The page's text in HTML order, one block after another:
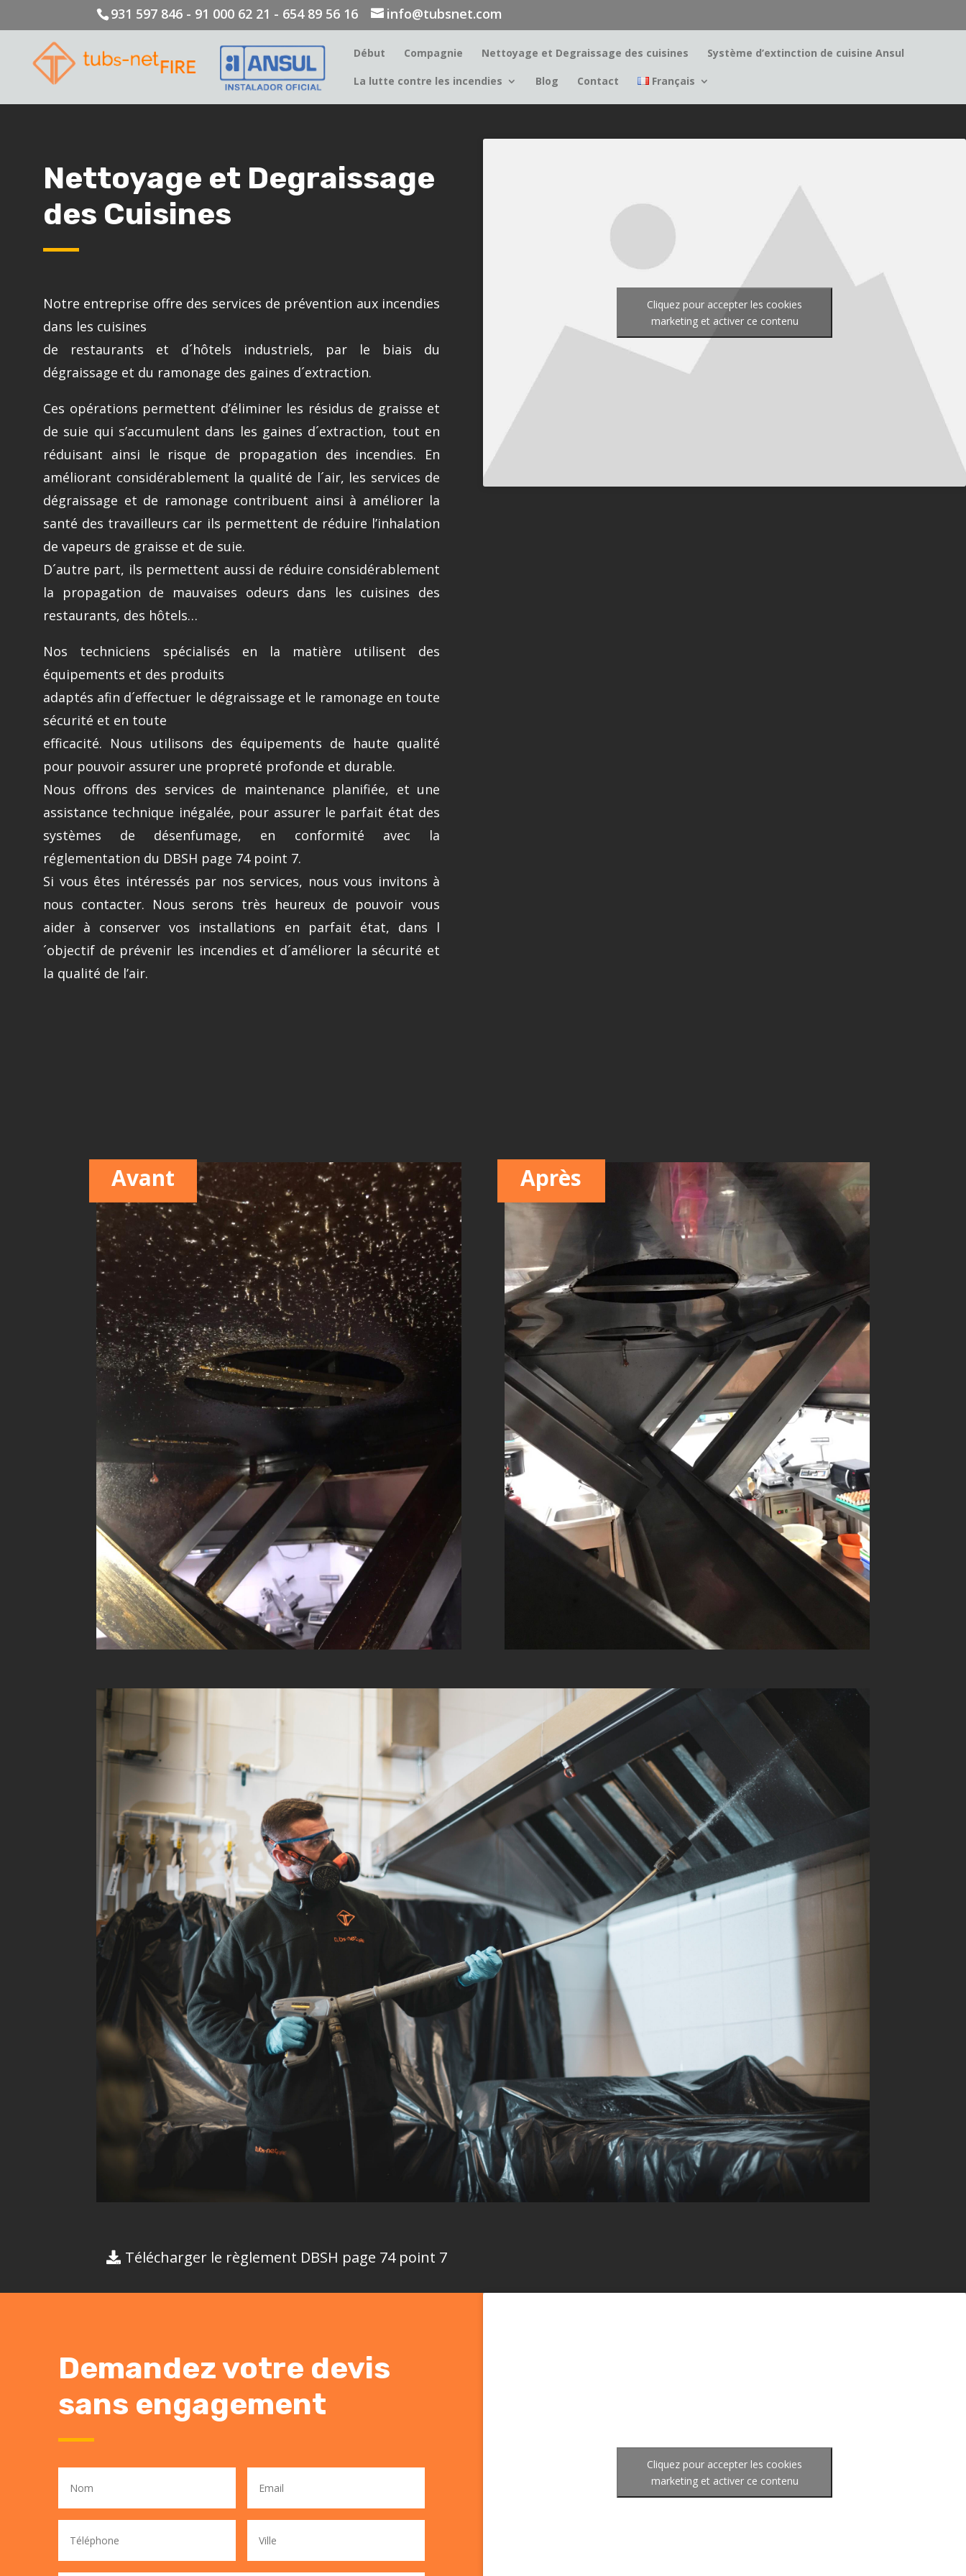
931 597 846 - 91 000 62 21 - 654 89 56 16 info@tubsnet.com
Début Compagnie Nettoyage et Degraissage des cuisines Système d’extinction de cuisine Ansul
La lutte contre les incendies Blog Contact Français
Nettoyage et Degraissage
des Cuisines
Notre entreprise offre des services de prévention aux incendies
dans les cuisines
de restaurants et d´hôtels industriels, par le biais du
dégraissage et du ramonage des gaines d´extraction.
Ces opérations permettent d’éliminer les résidus de graisse et
de suie qui s’accumulent dans les gaines d´extraction, tout en
réduisant ainsi le risque de propagation des incendies. En
améliorant considérablement la qualité de l´air, les services de
dégraissage et de ramonage contribuent ainsi à améliorer la
santé des travailleurs car ils permettent de réduire l’inhalation
de vapeurs de graisse et de suie.
D´autre part, ils permettent aussi de réduire considérablement
la propagation de mauvaises odeurs dans les cuisines des
restaurants, des hôtels…
Nos techniciens spécialisés en la matière utilisent des
équipements et des produits
adaptés afin d´effectuer le dégraissage et le ramonage en toute
sécurité et en toute
efficacité. Nous utilisons des équipements de haute qualité
pour pouvoir assurer une propreté profonde et durable.
Nous offrons des services de maintenance planifiée, et une
assistance technique inégalée, pour assurer le parfait état des
systèmes de désenfumage, en conformité avec la
réglementation du DBSH page 74 point 7.
Si vous êtes intéressés par nos services, nous vous invitons à
nous contacter. Nous serons très heureux de pouvoir vous
aider à conserver vos installations en parfait état, dans l
´objectif de prévenir les incendies et d´améliorer la sécurité et
la qualité de l’air.
Cliquez pour accepter les cookies
marketing et activer ce contenu
Cliquez pour accepter les cookies
marketing et activer ce contenu
Avant Après
Télécharger le règlement DBSH page 74 point 7
Demandez votre devis
sans engagement
Cliquez pour accepter les cookies
marketing et activer ce contenu